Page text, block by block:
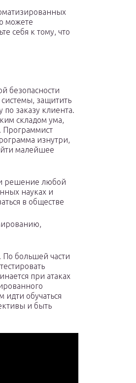
можете
себя к тому, что
безопасности
системы, защитить
заказу клиента.
складом ума,
Программист
изнутри,
малейшее
решение любой
науках и
в обществе
По большей части
при атаках
идти обучаться
и быть